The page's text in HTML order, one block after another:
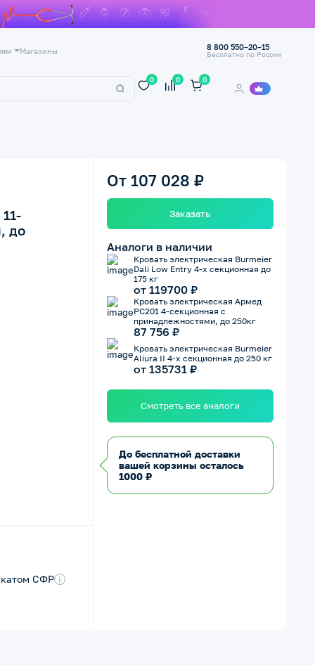
Магазины 8 800 550–20–15
Бесплатно по России
0 0 0
до
СФР i
От 107 028 ₽
Заказать
Аналоги в наличии
Кровать электрическая Burmeier
Dali Low Entry 4-х секционная до
175 кг
от 119700 ₽
Кровать электрическая Армед
РС201 4-секционная с
принадлежностями, до 250кг
87 756 ₽
Кровать электрическая Burmeier
Aliura II 4-х секционная до 250 кг
от 135731 ₽
Смотреть все аналоги
До бесплатной доставки
вашей корзины осталось
1000 ₽